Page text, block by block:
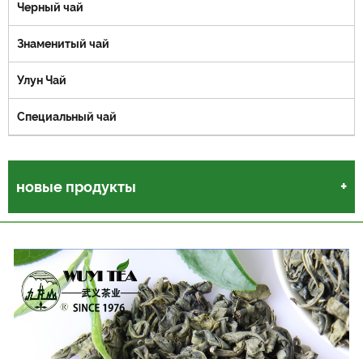
Черный чай
Знаменитый чай
Улун Чай
Специальный чай
новые продукты